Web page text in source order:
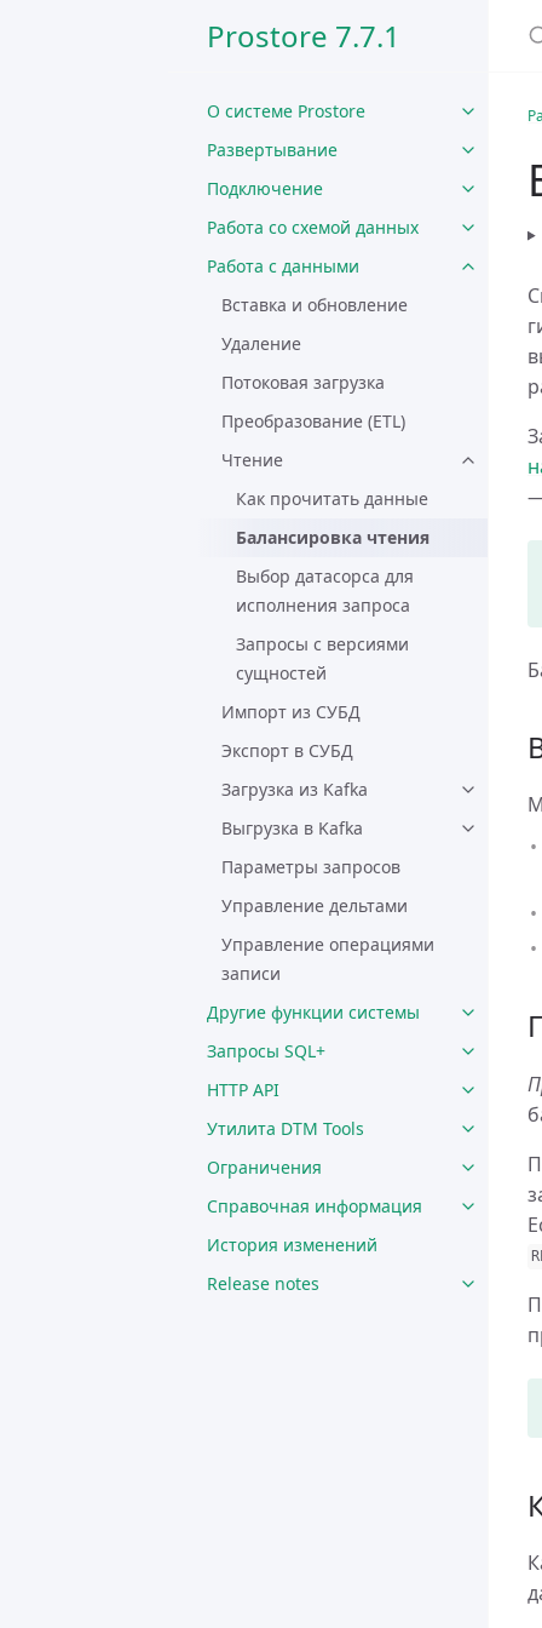
Prostore 7.7.1
О системе Prostore
Развертывание
Подключение
Работа со схемой данных
Работа с данными
Вставка и обновление
Удаление
Потоковая загрузка
Преобразование (ETL)
Чтение
Как прочитать данные
Балансировка чтения
Выбор датасорса для
исполнения запроса
Запросы с версиями
сущностей
Импорт из СУБД
Экспорт в СУБД
Загрузка из Kafka
Выгрузка в Kafka
Параметры запросов
Управление дельтами
Управление операциями
записи
Другие функции системы
Запросы SQL+
HTTP API
Утилита DTM Tools
Ограничения
Справочная информация
История изменений
Release notes